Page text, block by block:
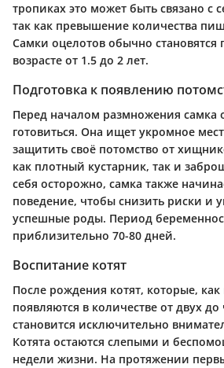
тропиках это может быть связано с
так как превышение количества
Самки оцелотов обычно
возрасте от 1.5 до 2 лет.
Подготовка к появлению
Перед началом размножения самка
готовиться. Она ищет укромное
защитить своё потомство от
как плотный кустарник, так и
себя осторожно, самка также
поведение, чтобы снизить риски и
успешные роды. Период
приблизительно 70-80 дней.
Воспитание котят
После рождения котят, которые,
появляются в количестве от двух
становится исключительно
Котята остаются слепыми и
недели жизни. На протяжении